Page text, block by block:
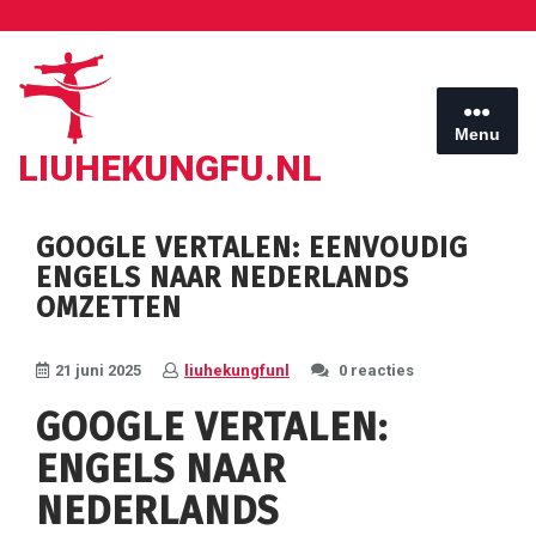
inhoud
LIUHEKUNGFU.NL
Menu
GOOGLE VERTALEN: EENVOUDIG
ENGELS NAAR NEDERLANDS
OMZETTEN
21 juni 2025 liuhekungfunl 0 reacties
GOOGLE VERTALEN:
ENGELS NAAR
NEDERLANDS